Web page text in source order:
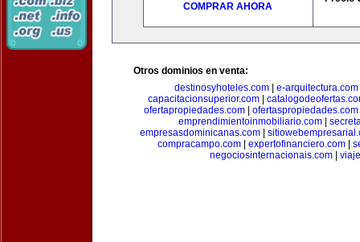
COMPRAR AHORA
Otros dominios en venta:
destinosyhoteles.com
e-arquitectura.com
capacitacionsuperior.com
ofertapropiedades.com
ofertaspropiedades.com
emprendimientoinmobiliario.com|
empresasdominicanas.com|
compracampo.com| expertofinanciero.com|
negociosinternacionais.com|